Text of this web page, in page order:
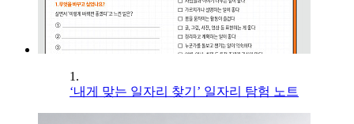
1.
‘내게 맞는 일자리 찾기’ 일자리 탐험 노트